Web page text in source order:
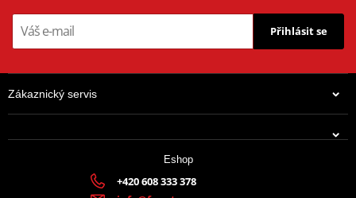
Přihlásit se
Zákaznický servis
Eshop
+420 608 333 378